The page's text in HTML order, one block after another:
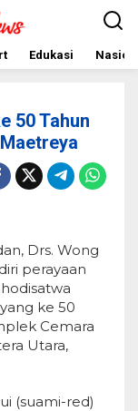
Edukasi
50 Tahun
Drs. Wong
perayaan
ke 50
Cemara
Utara,
(suami-red)